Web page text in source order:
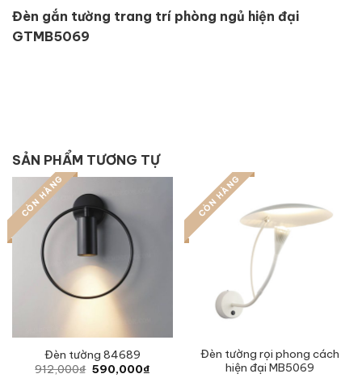
Đèn gắn tường trang trí phòng ngủ hiện đại
GTMB5069
SẢN PHẨM TƯƠNG TỰ
CÒN HÀNG
Đèn tường 84689
912,000₫ Original
590,000₫Current
CÒN HÀNG
Đèn tường rọi phong cách
hiện đại MB5069